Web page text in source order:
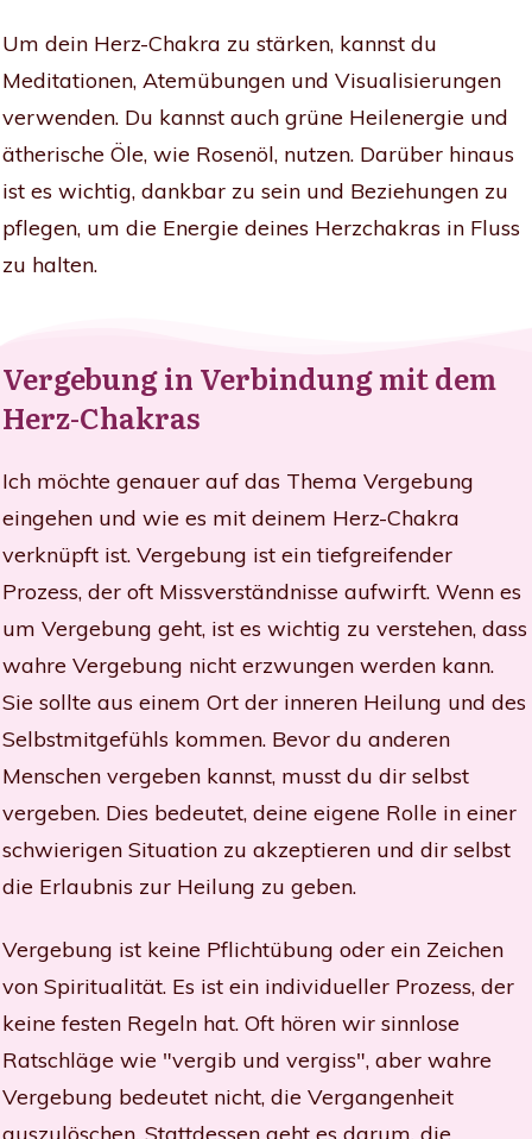
Um dein Herz-Chakra zu stärken, kannst du
Meditationen, Atemübungen und Visualisierungen
verwenden. Du kannst auch grüne Heilenergie und
ätherische Öle, wie Rosenöl, nutzen. Darüber hinaus
ist es wichtig, dankbar zu sein und Beziehungen zu
pflegen, um die Energie deines Herzchakras in Fluss
zu halten.
Vergebung in Verbindung mit dem
Herz-Chakras
Ich möchte genauer auf das Thema Vergebung
eingehen und wie es mit deinem Herz-Chakra
verknüpft ist. Vergebung ist ein tiefgreifender
Prozess, der oft Missverständnisse aufwirft. Wenn es
um Vergebung geht, ist es wichtig zu verstehen, dass
wahre Vergebung nicht erzwungen werden kann.
Sie sollte aus einem Ort der inneren Heilung und des
Selbstmitgefühls kommen. Bevor du anderen
Menschen vergeben kannst, musst du dir selbst
vergeben. Dies bedeutet, deine eigene Rolle in einer
schwierigen Situation zu akzeptieren und dir selbst
die Erlaubnis zur Heilung zu geben.
Vergebung ist keine Pflichtübung oder ein Zeichen
von Spiritualität. Es ist ein individueller Prozess, der
keine festen Regeln hat. Oft hören wir sinnlose
Ratschläge wie "vergib und vergiss", aber wahre
Vergebung bedeutet nicht, die Vergangenheit
auszulöschen. Stattdessen geht es darum, die